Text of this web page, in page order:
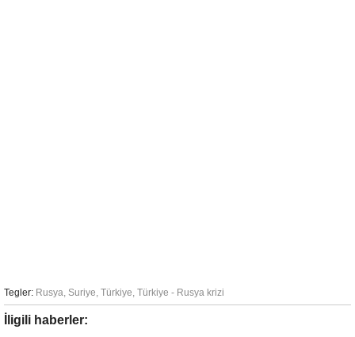
Tegler: Rusya, Suriye, Türkiye, Türkiye - Rusya krizi
İligili haberler: